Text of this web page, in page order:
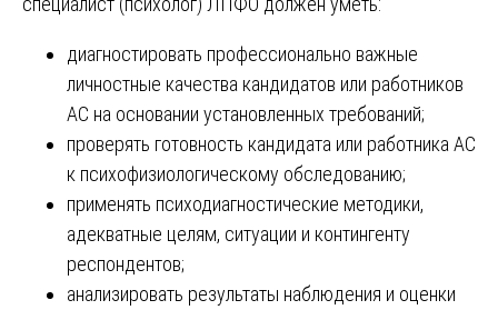
диагностировать профессионально важные
личностные качества кандидатов или работников
АС на основании установленных требований;
проверять готовность кандидата или работника АС
к психофизиологическому обследованию;
применять психодиагностические методики,
адекватные целям, ситуации и контингенту
респондентов;
анализировать результаты наблюдения и оценки